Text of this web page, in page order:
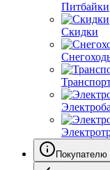
Питбайки
Скидки
Покупателю